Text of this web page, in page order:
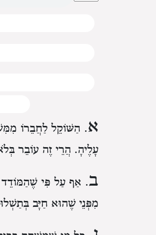
א. הַשּׁוֹקֵל לַחֲבֵרוֹ
עָלֶיהָ. הֲרֵי זֶה עוֹבֵר
ב. אַף עַל פִּי שֶׁהַמּוֹדֵד
מִפְּנֵי שֶׁהוּא חַיָּב